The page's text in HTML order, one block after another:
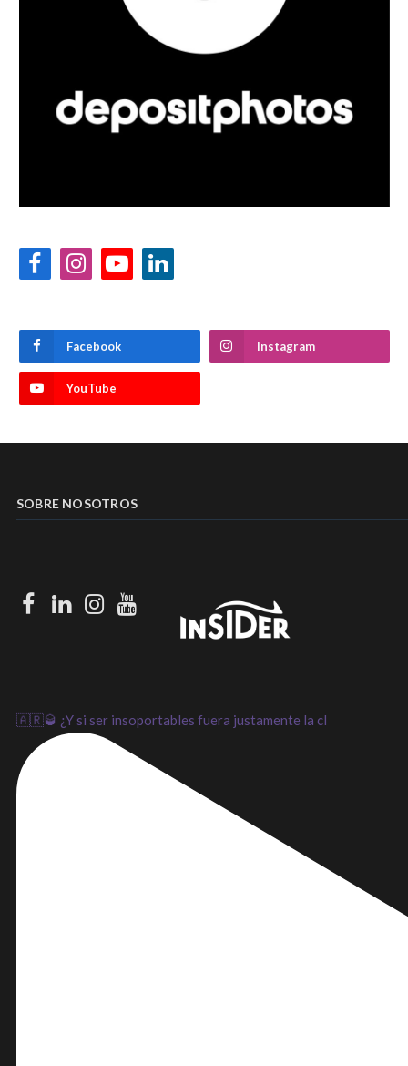
FacebookInstagramYouTubeLinkedIn
Facebook Instagram
YouTube
SOBRE NOSOTROS
Facebook
LinkedIn
Instagram
Youtube
🇦🇷🥃 ¿Y si ser insoportables fuera justamente la cl